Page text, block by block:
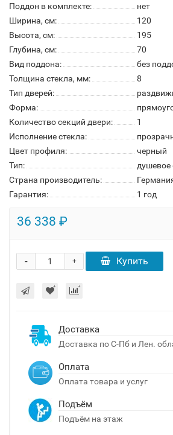
Поддон в комплекте:
нет
Ширина, см:
120
Высота, см:
195
Глубина, см:
70
Вид поддона:
без
Толщина стекла, мм:
8
Тип дверей:
Форма:
Количество секций двери:
1
Исполнение стекла:
Цвет профиля:
черный
Тип:
душевое
Страна производитель:
Гарантия:
1 год
36 338 ₽
+
- Купить
Доставка
Доставка по С-Пб и Лен.
Оплата
Оплата товара и услуг
Подъём
Подъём на этаж